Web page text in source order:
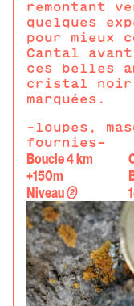
remontant
quelques
pour mieux
Cantal
ces belles
cristal
marquées.
-loupes,
fournies-
Boucle 4 km
+150m
Niveau②